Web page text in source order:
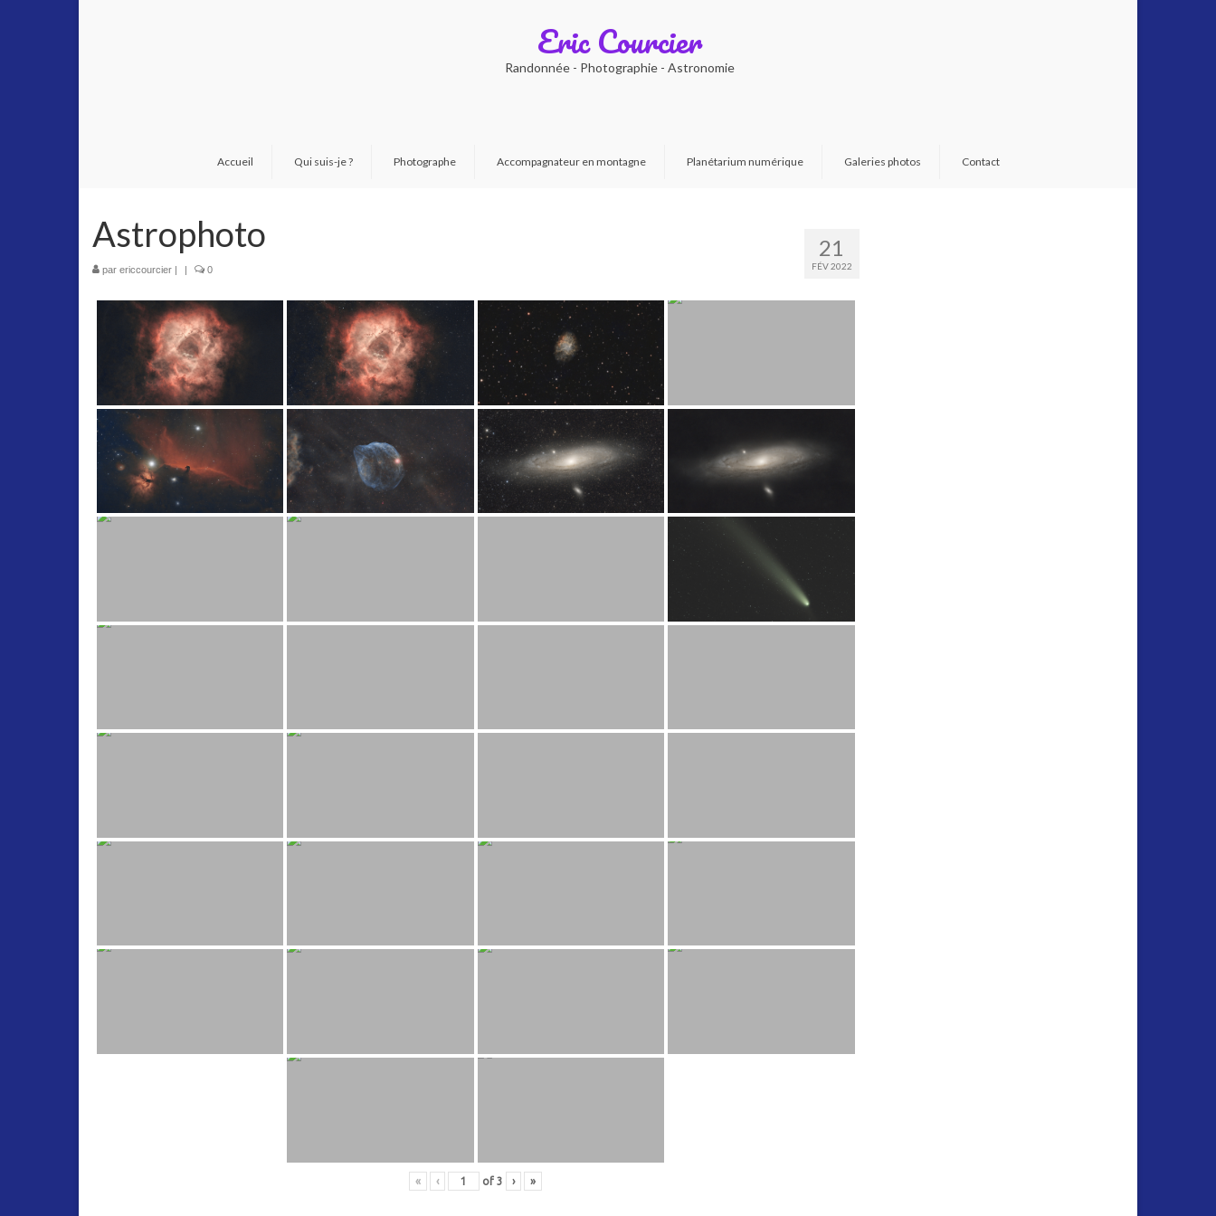
Eric Courcier
Randonnée - Photographie - Astronomie
Accueil Qui suis-je ? Photographe Accompagnateur en montagne Planétarium numérique Galeries photos Contact
21
FÉV 2022
Astrophoto
par ericcourcier | | 0
« ‹ of3 › »